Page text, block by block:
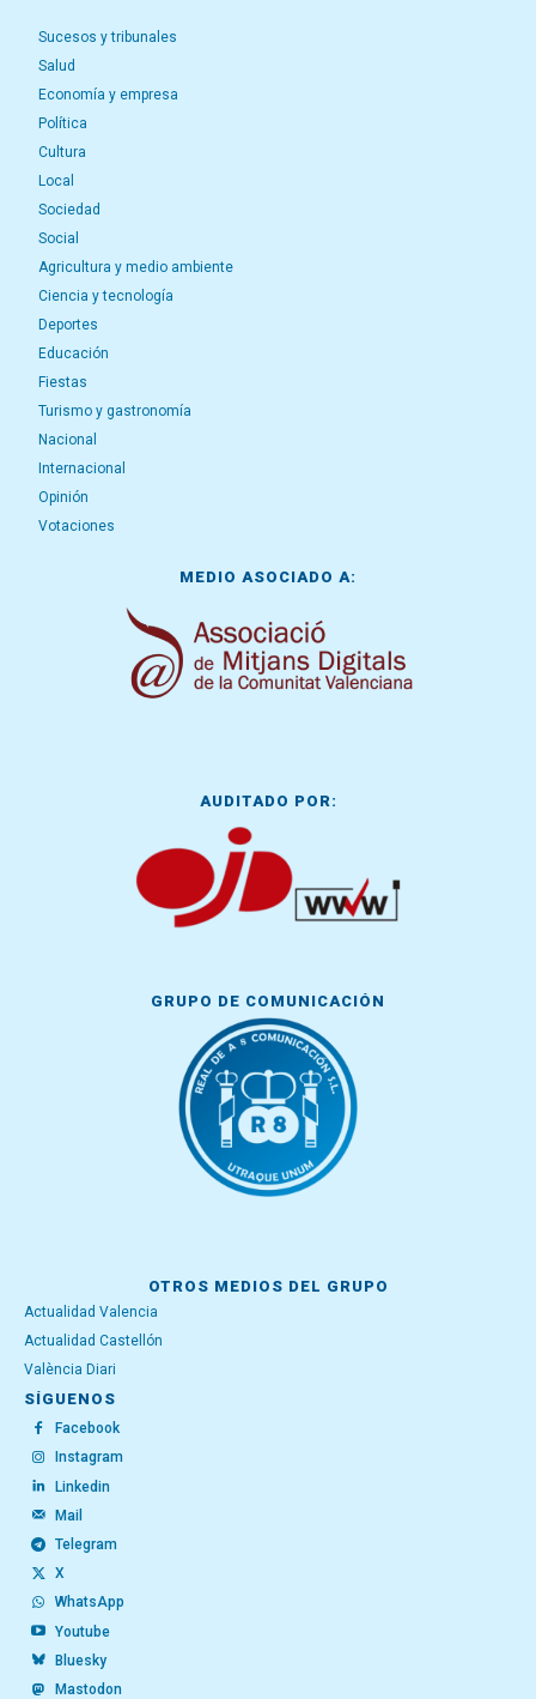
Sucesos y tribunales
Salud
Economía y empresa
Política
Cultura
Local
Sociedad
Social
Agricultura y medio ambiente
Ciencia y tecnología
Deportes
Educación
Fiestas
Turismo y gastronomía
Nacional
Internacional
Opinión
Votaciones
MEDIO ASOCIADO A:
AUDITADO POR:
GRUPO DE COMUNICACIÓN
OTROS MEDIOS DEL GRUPO
Actualidad Valencia
Actualidad Castellón
València Diari
SÍGUENOS
Facebook
Instagram
Linkedin
Mail
Telegram
X
WhatsApp
Youtube
Bluesky
Mastodon